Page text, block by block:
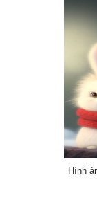
Hình